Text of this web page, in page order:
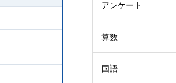
アンケート
算数
国語